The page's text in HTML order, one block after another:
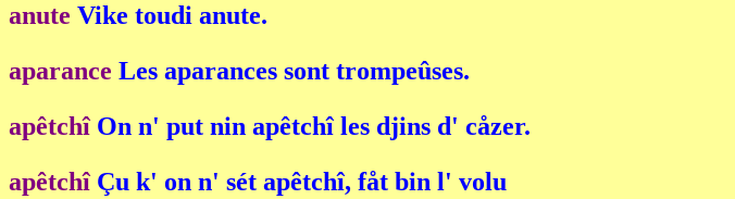
anute Vike toudi anute.
aparance Les aparances sont trompeûses.
apêtchî On n' put nin apêtchî les djins d' cåzer.
apêtchî Çu k' on n' sét apêtchî, fåt bin l' volu